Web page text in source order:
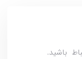
باشید.